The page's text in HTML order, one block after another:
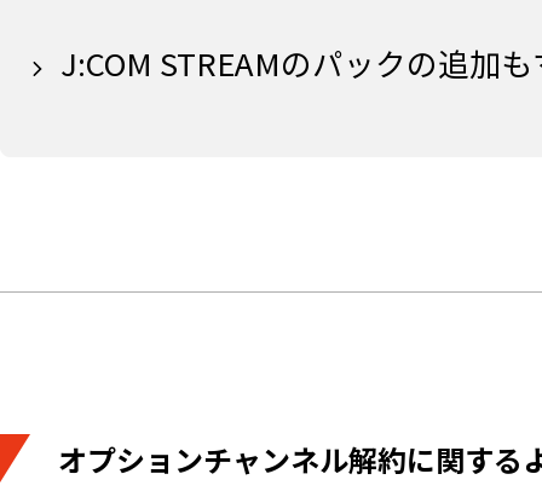
J:COM STREAMのパックの追加
オプションチャンネル解約に関する